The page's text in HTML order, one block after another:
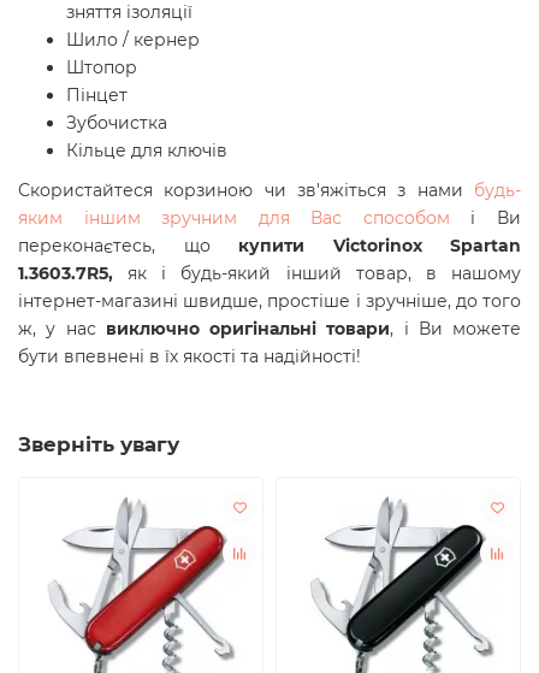
зняття ізоляції
Шило / кернер
Штопор
Пінцет
Зубочистка
Кільце для ключів
Скористайтеся корзиною чи зв'яжіться з нами будь-
яким іншим зручним для Вас способом і Ви
переконаєтесь, що купити Victorinox Spartan
1.3603.7R5,як і будь-який інший товар, в нашому
інтернет-магазині швидше, простіше і зручніше, до того
ж, у нас виключно оригінальні товари, і Ви можете
бути впевнені в їх якості та надійності!
Зверніть увагу